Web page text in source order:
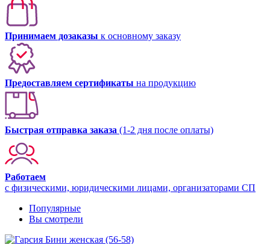
Принимаем дозаказы к основному заказу
Предоставляем сертификаты на продукцию
Быстрая отправка заказа (1-2 дня после оплаты)
Работаем
с физическими, юридическими лицами, организаторами СП
Популярные
Вы смотрели